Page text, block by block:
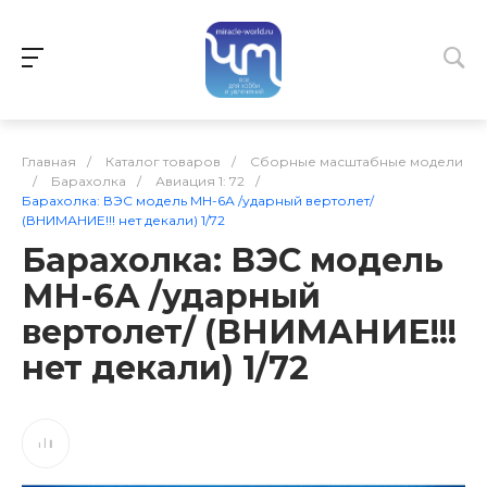
Главная / Каталог товаров /
Сборные масштабные модели
/
Барахолка / Авиация 1: 72
/
Барахолка: ВЭС модель МН-6А /ударный вертолет/
(ВНИМАНИЕ!!! нет декали) 1/72
Барахолка: ВЭС модель
МН-6А /ударный
вертолет/ (ВНИМАНИЕ!!!
нет декали) 1/72